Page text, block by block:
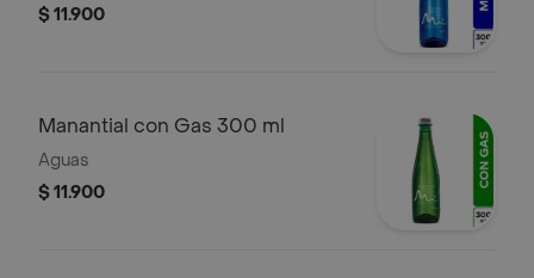
$ 11.900
Manantial con Gas 300 ml
Aguas
$ 11.900